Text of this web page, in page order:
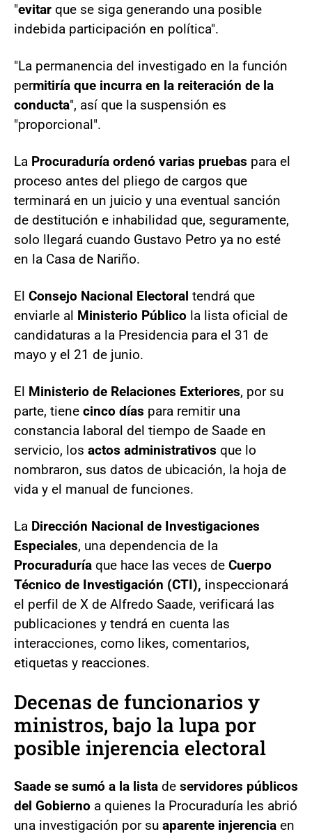
"evitar que se siga generando una posible
indebida participación en política".
"La permanencia del investigado en la función
permitiría que incurra en la reiteración de la
conducta", así que la suspensión es
"proporcional".
La Procuraduría ordenó varias pruebas para el
proceso antes del pliego de cargos que
terminará en un juicio y una eventual sanción
de destitución e inhabilidad que, seguramente,
solo llegará cuando Gustavo Petro ya no esté
en la Casa de Nariño.
El Consejo Nacional Electoral tendrá que
enviarle al Ministerio Público la lista oficial de
candidaturas a la Presidencia para el 31 de
mayo y el 21 de junio.
El Ministerio de Relaciones Exteriores, por su
parte, tiene cinco días para remitir una
constancia laboral del tiempo de Saade en
servicio, los actos administrativos que lo
nombraron, sus datos de ubicación, la hoja de
vida y el manual de funciones.
La Dirección Nacional de Investigaciones
Especiales, una dependencia de la
Procuraduría que hace las veces de Cuerpo
Técnico de Investigación (CTI), inspeccionará
el perfil de X de Alfredo Saade, verificará las
publicaciones y tendrá en cuenta las
interacciones, como likes, comentarios,
etiquetas y reacciones.
Decenas de funcionarios y
ministros, bajo la lupa por
posible injerencia electoral
Saade se sumó a la lista de servidores públicos
del Gobierno a quienes la Procuraduría les abrió
una investigación por su aparente injerencia en